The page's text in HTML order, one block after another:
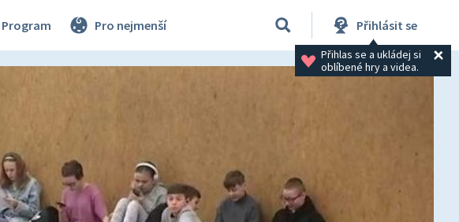
Program Pro nejmenší Přihlásit se
Přihlas se a ukládej si
oblíbené hry a videa.